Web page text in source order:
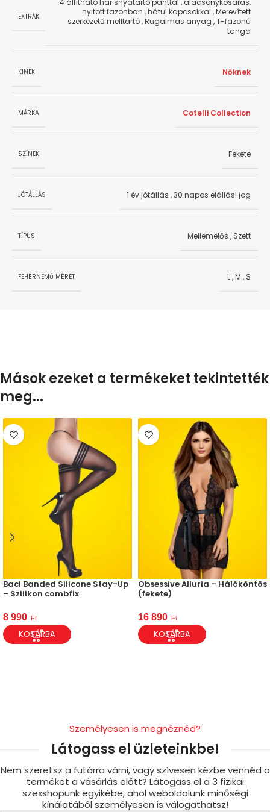
EXTRÁK
4 állítható harisnyatartó pánttal , alacsonykosaras,
nyitott fazonban ,hátul kapcsokkal ,Merevített
szerkezetű melltartó,Rugalmas anyag ,T-fazonú
tanga
KINEK Nőknek
MÁRKA Cotelli Collection
SZÍNEK Fekete
JÓTÁLLÁS 1 év jótállás ,30 napos elállási jog
TÍPUS Mellemelős , Szett
FEHÉRNEMŰ MÉRET L,M , S
Mások ezeket a termékeket tekintették
meg...
Baci Banded Silicone Stay-Up
– Szilikon combfix
8 990 Ft
KOSÁRBA
Obsessive Alluria – Hálóköntös
(fekete)
16 890 Ft
KOSÁRBA
Személyesen is megnéznéd?
Látogass el üzleteinkbe!
Nem szeretsz a futárra várni, vagy szívesen kézbe vennéd a
terméket a vásárlás előtt? Látogass el a 3 fizikai
szexshopunk egyikébe, ahol weboldalunk minőségi
kínálatából személyesen is válogathatsz!